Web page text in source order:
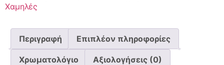
Χαμηλές
Περιγραφή Επιπλέον πληροφορίες
Χρωματολόγιο Αξιολογήσεις (0)